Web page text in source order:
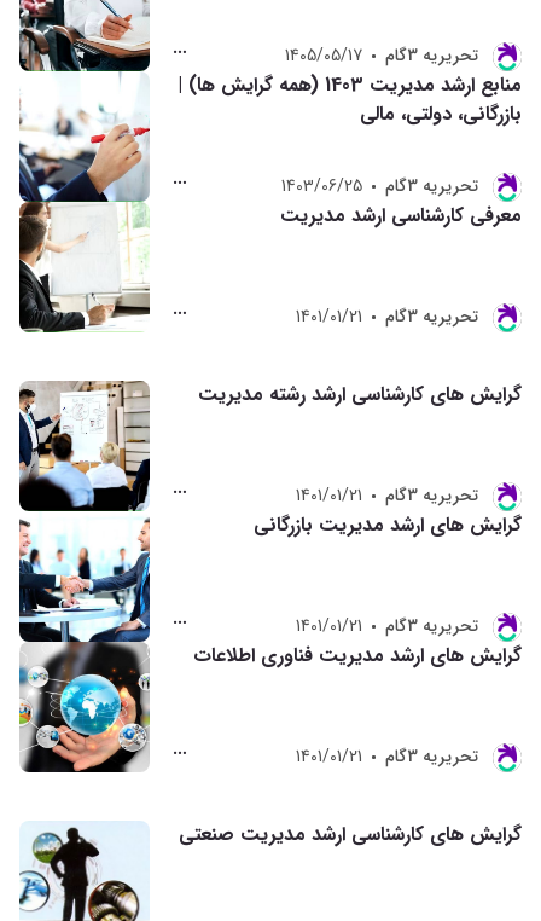
تحريريه 3گام 1405/05/17
منابع ارشد مدیریت 1403 (همه گرایش ها) |
بازرگانی، دولتی، مالی
تحريريه 3گام 1403/06/25
معرفی کارشناسی ارشد مدیریت
تحريريه 3گام 1401/01/21
گرایش های کارشناسی ارشد رشته مدیریت
تحريريه 3گام 1401/01/21
گرایش های ارشد مدیریت بازرگانی
تحريريه 3گام 1401/01/21
گرایش های ارشد مدیریت فناوری اطلاعات
تحريريه 3گام 1401/01/21
گرایش های کارشناسی ارشد مدیریت صنعتی